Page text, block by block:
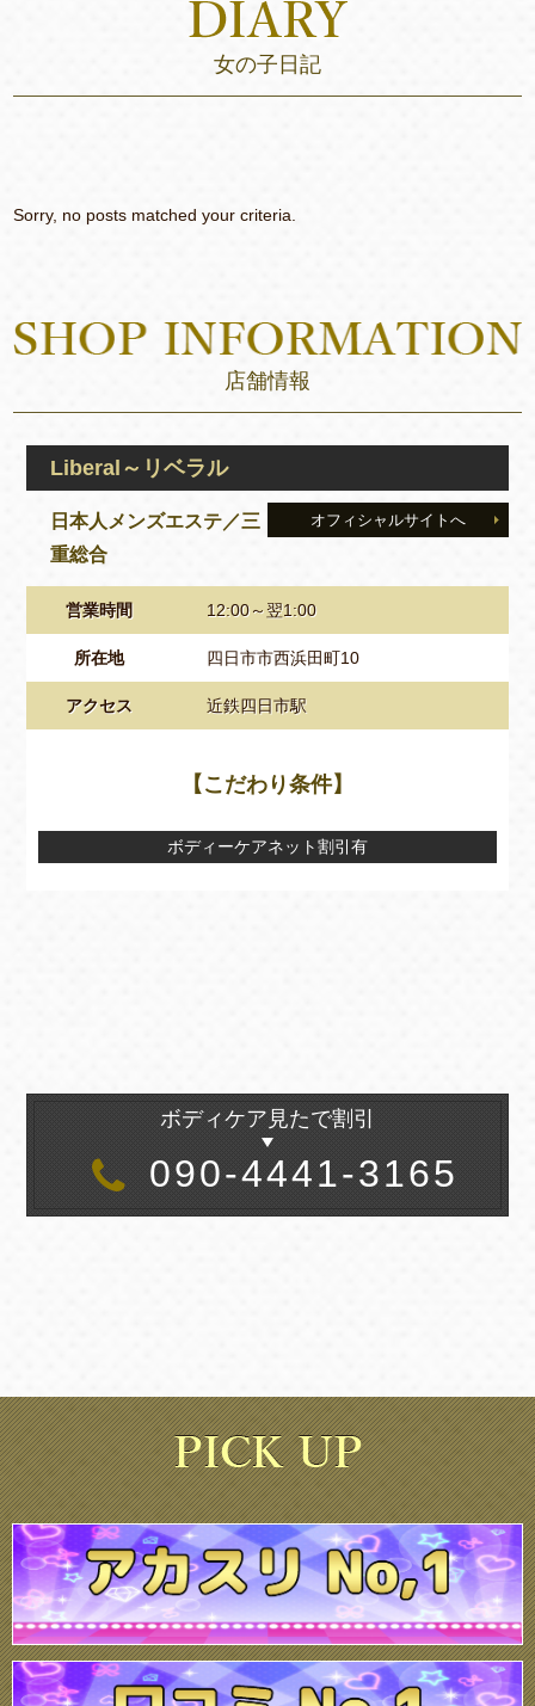
女の子日記
Sorry, no posts matched your criteria.
店舗情報
Liberal～リベラル
オフィシャルサイトへ
日本人メンズエステ／三
重総合
営業時間 12:00～翌1:00
所在地 四日市市西浜田町10
アクセス 近鉄四日市駅
【こだわり条件】
ボディーケアネット割引有
ボディケア見たで割引
090-4441-3165